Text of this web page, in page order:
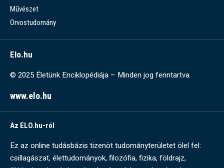
Művészet
Orvostudomány
Elo.hu
© 2025 Életünk Enciklopédiája – Minden jog fenntartva.
www.elo.hu
Az ELO.hu-ról
Ez az online tudásbázis tizenöt tudományterületet ölel fel:
csillagászat, élettudományok, filozófia, fizika, földrajz,